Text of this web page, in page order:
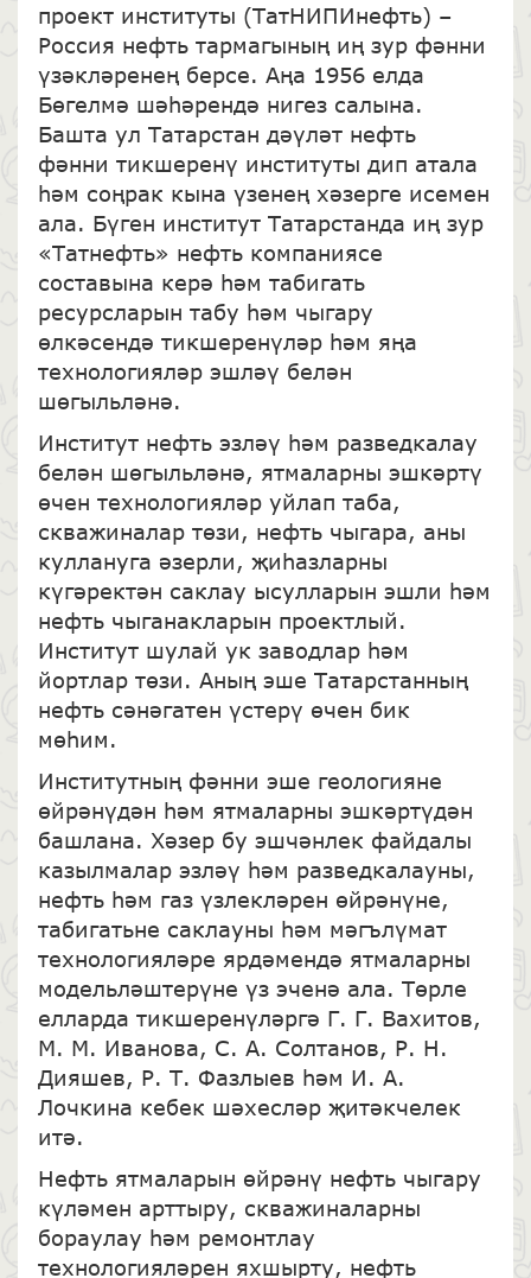
проект институты (ТатНИПИнефть) –
Россия нефть тармагының иң зур фәнни
үзәкләренең берсе. Аңа 1956 елда
Бөгелмә шәһәрендә нигез салына.
Башта ул Татарстан дәүләт нефть
фәнни тикшеренү институты дип атала
һәм соңрак кына үзенең хәзерге исемен
ала. Бүген институт Татарстанда иң зур
«Татнефть» нефть компаниясе
составына керә һәм табигать
ресурсларын табу һәм чыгару
өлкәсендә тикшеренүләр һәм яңа
технологияләр эшләү белән
шөгыльләнә.
Институт нефть эзләү һәм разведкалау
белән шөгыльләнә, ятмаларны эшкәртү
өчен технологияләр уйлап таба,
скважиналар төзи, нефть чыгара, аны
куллануга әзерли, җиһазларны
күгәректән саклау ысулларын эшли һәм
нефть чыганакларын проектлый.
Институт шулай ук заводлар һәм
йортлар төзи. Аның эше Татарстанның
нефть сәнәгатен үстерү өчен бик
мөһим.
Институтның фәнни эше геологияне
өйрәнүдән һәм ятмаларны эшкәртүдән
башлана. Хәзер бу эшчәнлек файдалы
казылмалар эзләү һәм разведкалауны,
нефть һәм газ үзлекләрен өйрәнүне,
табигатьне саклауны һәм мәгълүмат
технологияләре ярдәмендә ятмаларны
модельләштерүне үз эченә ала. Төрле
елларда тикшеренүләргә Г. Г. Вахитов,
М. М. Иванова, С. А. Солтанов, Р. Н.
Дияшев, Р. Т. Фазлыев һәм И. А.
Лочкина кебек шәхесләр җитәкчелек
итә.
Нефть ятмаларын өйрәнү нефть чыгару
күләмен арттыру, скважиналарны
бораулау һәм ремонтлау
технологияләрен яхшырту, нефть